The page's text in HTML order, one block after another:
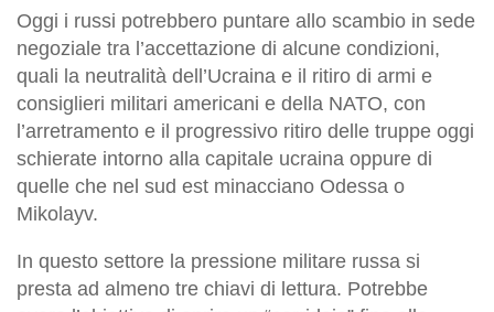
Oggi i russi potrebbero puntare allo scambio in sede
negoziale tra l’accettazione di alcune condizioni,
quali la neutralità dell’Ucraina e il ritiro di armi e
consiglieri militari americani e della NATO, con
l’arretramento e il progressivo ritiro delle truppe oggi
schierate intorno alla capitale ucraina oppure di
quelle che nel sud est minacciano Odessa o
Mikolayv.
In questo settore la pressione militare russa si
presta ad almeno tre chiavi di lettura. Potrebbe